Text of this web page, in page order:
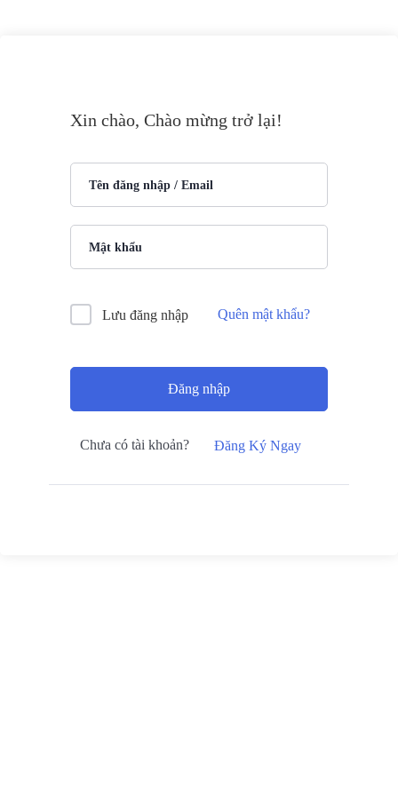
Xin chào, Chào mừng trở lại!
Lưu đăng nhập Quên mật khẩu?
Đăng nhập
Chưa có tài khoản? Đăng Ký Ngay